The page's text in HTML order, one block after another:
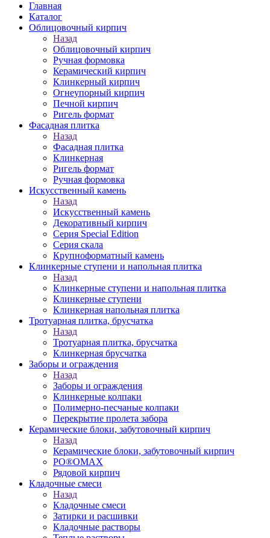
Главная
Каталог
Облицовочный кирпич
Назад
Облицовочный кирпич
Ручная формовка
Керамический кирпич
Клинкерный кирпич
Огнеупорный кирпич
Печной кирпич
Ригель формат
Фасадная плитка
Назад
Фасадная плитка
Клинкерная
Ригель формат
Ручная формовка
Искусственный камень
Назад
Искусственный камень
Декоративный кирпич
Серия Special Edition
Серия скала
Крупноформатный камень
Клинкерные ступени и напольная плитка
Назад
Клинкерные ступени и напольная плитка
Клинкерные ступени
Клинкерная напольная плитка
Тротуарная плитка, брусчатка
Назад
Тротуарная плитка, брусчатка
Клинкерная брусчатка
Заборы и ограждения
Назад
Заборы и ограждения
Клинкерные колпаки
Полимерно-песчаные колпаки
Перекрытие пролета забора
Керамические блоки, забутовочный кирпич
Назад
Керамические блоки, забутовочный кирпич
PO®OMAX
Рядовой кирпич
Кладочные смеси
Назад
Кладочные смеси
Затирки и расшивки
Кладочные растворы